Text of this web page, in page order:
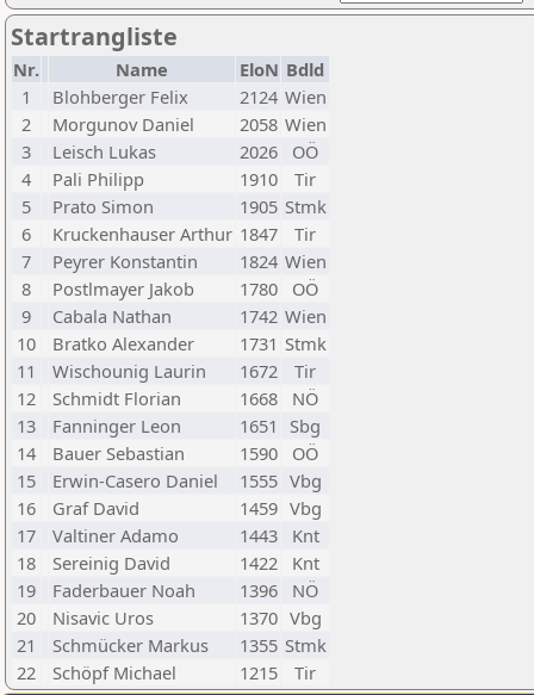
Startrangliste
Nr. Name EloN Bdld
1
Blohberger Felix 2124 Wien
2
Morgunov Daniel 2058 Wien
3
Leisch Lukas 2026
OÖ
4
Pali Philipp 1910
Tir
5
Prato Simon 1905 Stmk
6
Kruckenhauser Arthur 1847
Tir
7
Peyrer Konstantin 1824 Wien
8
Postlmayer Jakob 1780
OÖ
9
Cabala Nathan 1742 Wien
10
Bratko Alexander 1731 Stmk
11
Wischounig Laurin 1672
Tir
12
Schmidt Florian 1668
NÖ
13
Fanninger Leon 1651
Sbg
14
Bauer Sebastian 1590
OÖ
15
Erwin-Casero Daniel 1555 Vbg
16
Graf David 1459 Vbg
17
Valtiner Adamo 1443
Knt
18
Sereinig David 1422
Knt
19
Faderbauer Noah 1396
NÖ
20
Nisavic Uros 1370 Vbg
21
Schmücker Markus 1355 Stmk
22
Schöpf Michael 1215 Tir